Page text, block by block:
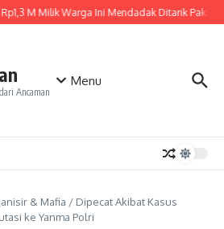
M Milik Warga Ini Mendadak Ditarik Paksa,
Ancaman
Menu
& Mafia / Dipecat Akibat Kasus
ke Yanma Polri